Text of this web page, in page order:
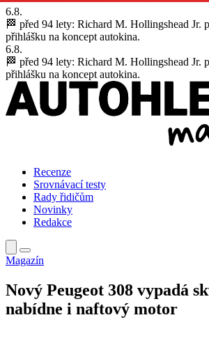
6.8.
🏁 před 94 lety: Richard M. Hollingshead Jr.
přihlášku na koncept autokina.
6.8.
🏁 před 94 lety: Richard M. Hollingshead Jr.
přihlášku na koncept autokina.
Recenze
Srovnávací testy
Rady řidičům
Novinky
Redakce
Magazín
Nový Peugeot 308 vypadá
nabídne i naftový motor